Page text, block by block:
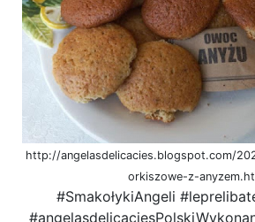
http://angelasdelicacies.blogspot.com/
orkiszowe-z-
#SmakołykiAngeli